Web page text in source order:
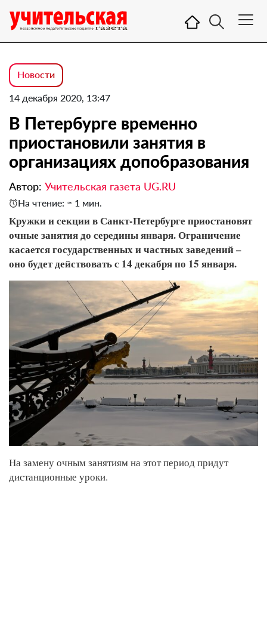
Новости
14 декабря 2020, 13:47
В Петербурге временно
приостановили занятия в
организациях допобразования
Автор: Учительская газета UG.RU
На чтение: ≈ 1 мин.
Кружки и секции в Санкт-Петербурге приостановят
очные занятия до середины января. Ограничение
касается государственных и частных заведений –
оно будет действовать с 14 декабря по 15 января.
На замену очным занятиям на этот период придут
дистанционные уроки.